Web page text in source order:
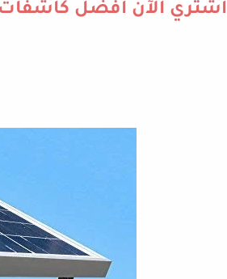
اشتري الآن أفضل